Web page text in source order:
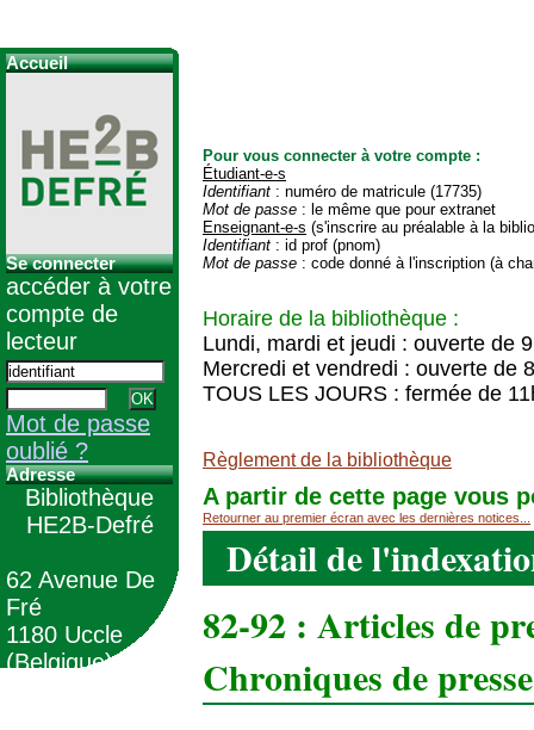
Pour vous connecter à votre compte :
Étudiant-e-s
Identifiant : numéro de matricule (17735)
Mot de passe : le même que pour extranet
Enseignant-e-s (s'inscrire au préalable à la
Identifiant : id prof (pnom)
Mot de passe : code donné à l'inscription (à
Horaire de la bibliothèque :
Lundi, mardi et jeudi : ouverte de
Mercredi et vendredi : ouverte de
TOUS LES JOURS : fermée de
Règlement de la bibliothèque
A partir de cette page vous
Retourner au premier écran avec les dernières notices...
Détail de
82-92 : Articles de
Chroniques de presse
Accueil
Se connecter
accéder à votre
compte de
lecteur
Mot de passe
oublié ?
Adresse
Bibliothèque
HE2B-Defré
62 Avenue De
Fré
1180 Uccle
(Belgique)